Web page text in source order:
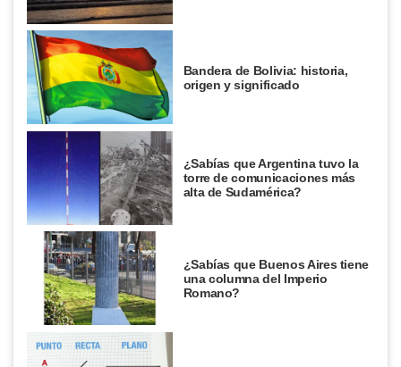
Bandera de Bolivia: historia,
origen y significado
¿Sabías que Argentina tuvo la
torre de comunicaciones más
alta de Sudamérica?
¿Sabías que Buenos Aires tiene
una columna del Imperio
Romano?